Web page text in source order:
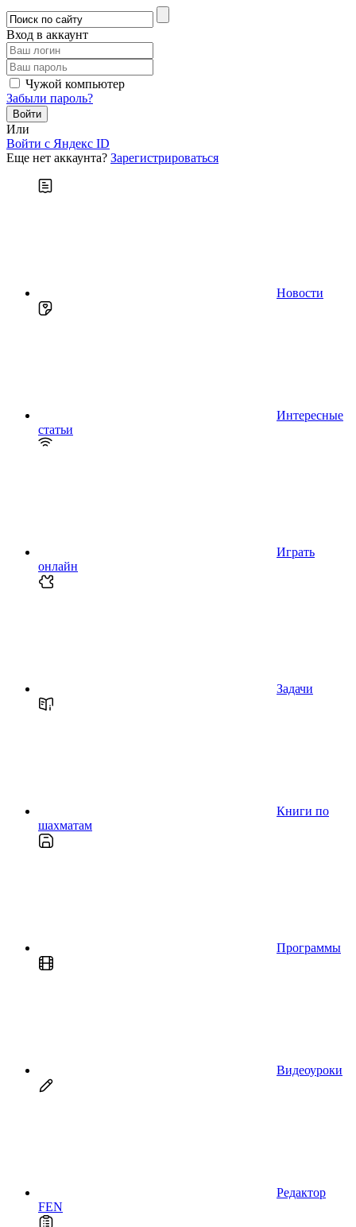
Вход в аккаунт
Чужой компьютер
Забыли пароль?
Или
Войти c Яндекс ID
Еще нет аккаунта? Зарегистрироваться
Новости
Интересные
статьи
Играть
онлайн
Задачи
Книги по
шахматам
Программы
Видеоуроки
Редактор
FEN